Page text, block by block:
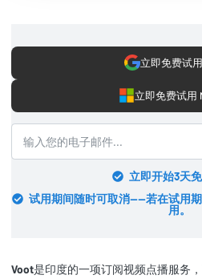
立即免费试
立即免费试用
立即开始3天免
试用期间随时可取消——若在试用
用。
Voot是印度的一项订阅视频点播服务，